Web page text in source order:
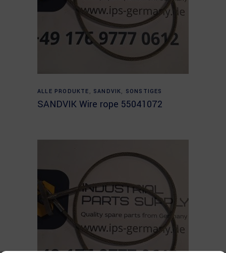
Read more
ALLE PRODUKTE , SANDVIK, SONSTIGES
SANDVIK Wire rope 55041072